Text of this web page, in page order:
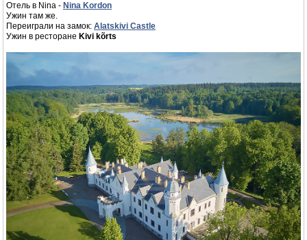
Отель в Nina - Nina Kordon
Ужин там же.
Переиграли на замок: Alatskivi Castle
Ужин в ресторане Kivi kõrts